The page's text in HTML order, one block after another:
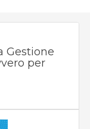
Gestione
per